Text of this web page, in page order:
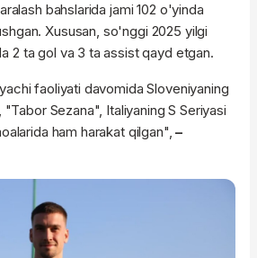
bahslarida jami 102 o'yinda
Xususan, so'nggi 2025 yilgi
2 ta gol va 3 ta assist qayd etgan.
faoliyati davomida Sloveniyaning
Sezana", Italiyaning S Seriyasi
ham harakat qilgan",–